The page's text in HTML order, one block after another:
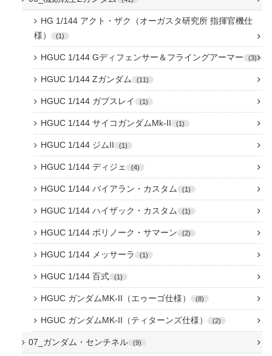
HG 1/144 アクト・ザク（オーガスタ研究所 指揮官機仕
様）
1
HGUC 1/144 Gディフェンサー＆フライングアーマー 3
HGUC 1/144 Zガンダム 11
HGUC 1/144 ガブスレイ 1
HGUC 1/144 サイコガンダムMk-II 1
HGUC 1/144 ジムII 1
HGUC 1/144 ディジェ 4
HGUC 1/144 バイアラン・カスタム 1
HGUC 1/144 ハイザック・カスタム 1
HGUC 1/144 ボリノーク・サマーン 2
HGUC 1/144 メッサーラ 1
HGUC 1/144 百式 1
HGUC ガンダムMK-II（エゥーゴ仕様） 8
HGUC ガンダムMK-II（ティターンズ仕様） 2
07_ガンダム・センチネル 9